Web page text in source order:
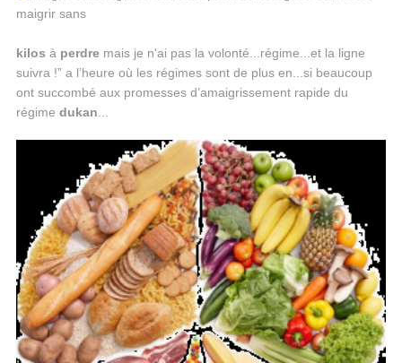
kilos à perdremais je n'ai pas la volonté...régime...et la ligne
suivra !” a l’heure où les régimes sont de plus en...si beaucoup
ont succombé aux promesses d’amaigrissement rapide du
régime dukan